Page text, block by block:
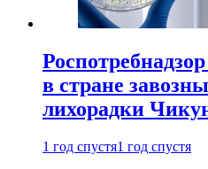
в стране
лихорадки
1 год спустя1 год спустя